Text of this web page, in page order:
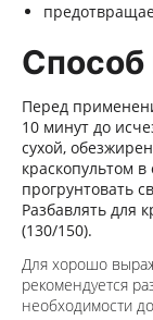
Способ
Перед
10 минут до
сухой,
краскопультом
прогрунтовать
Разбавлять для
(130/150).
Для хорошо
рекомендуется
необходимости